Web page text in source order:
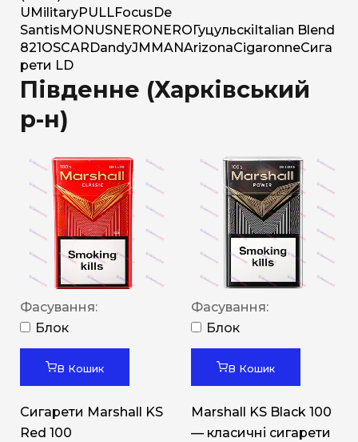
U MilitaryPULLFocus De
Santis MONUSNERO NERO Гуцульскі Italian Blend
821 OSCAR DandyJM MANArizonaCigaronneСига
рети LD
Південне (Харківський
р-н)
Фасування:
Блок
В Кошик
Сигарети Marshall KS
Red 100
Фасування:
Блок
В Кошик
Marshall KS Black 100
— класичні сигарети